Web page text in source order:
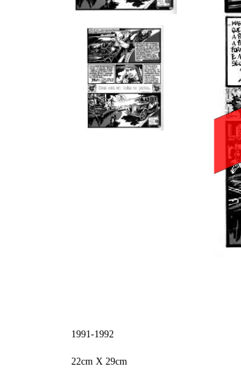
1991-1992
22cm X 29cm